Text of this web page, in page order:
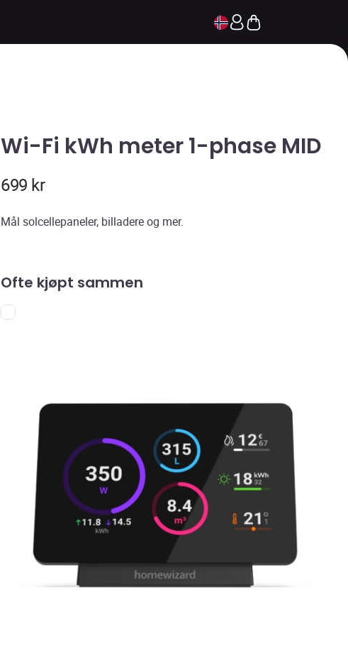
Wi-Fi kWh meter 1-phase MID
699 kr
Mål solcellepaneler, billadere og mer.
Ofte kjøpt sammen